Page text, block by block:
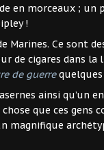
en morceaux ; un
!
Marines. Ce sont
de cigares dans la
de guerre
ainsi qu’un
que ces gens
magnifique